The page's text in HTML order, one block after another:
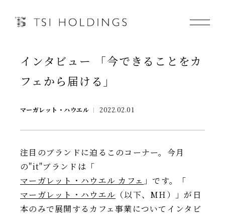
Information
Brand News
Our Purpose
Sustainability
インタビュー 「今できることをカ
フェから届ける」
マーガレット・ハウエル 2022.02.01
注目のブランドに迫るこのコーナー。今月
の"it"ブランドは「
マーガレット・ハウエル カフェ 」です。「
マーガレット・ハウエル （以下、MH）」が日
本のみで展開するカフェ事業についてインタビ